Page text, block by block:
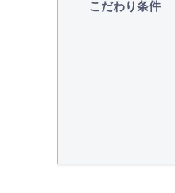
こだわり条件